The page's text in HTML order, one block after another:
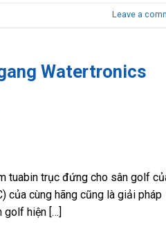
Leave a
Watertronics
tuabin trục đứng cho sân golf
của cùng hãng cũng là giải pháp
golf hiện […]